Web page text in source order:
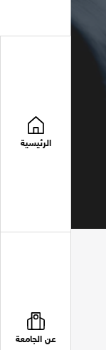
الرئيسية
عن الجامعة